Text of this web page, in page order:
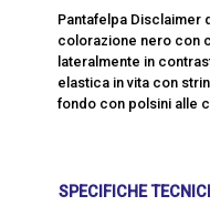
Pantafelpa Disclaimer
colorazione nero con
lateralmente in
elastica in vita con
fondo con polsini alle
SPECIFICHE